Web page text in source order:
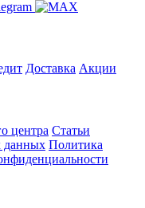
Доставка Акции
центра Статьи
данных Политика